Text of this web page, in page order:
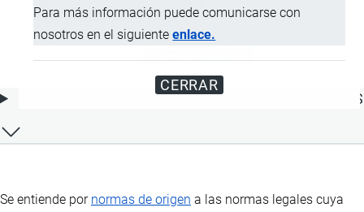
Para más información puede comunicarse con
nosotros en el siguienteenlace.
CERRAR
ÍNDICE DE CONTENIDOS
Se entiende por normas de origen a las normas legales cuya